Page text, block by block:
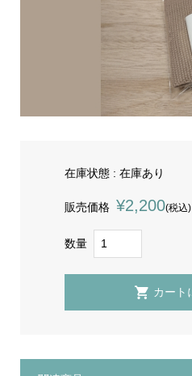
在庫状態 : 在庫あり
販売価格 ¥2,200(税込)
数量